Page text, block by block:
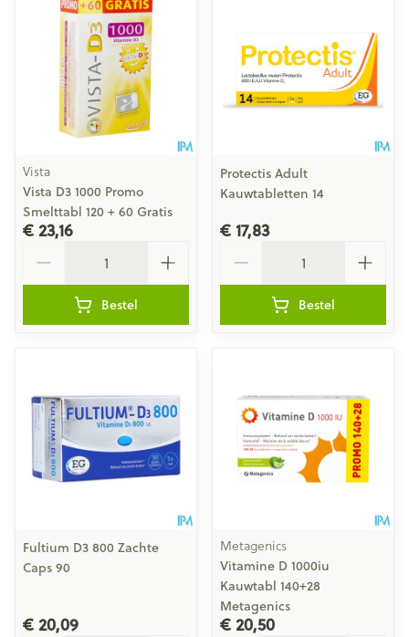
Vista
Vista D3 1000 Promo
Smelttabl 120 + 60 Gratis
€ 23,16
Bestel
Protectis Adult
Kauwtabletten 14
€ 17,83
Bestel
Fultium D3 800 Zachte
Caps 90
€ 20,09
Metagenics
Vitamine D 1000iu
Kauwtabl 140+28
Metagenics
€ 20,50